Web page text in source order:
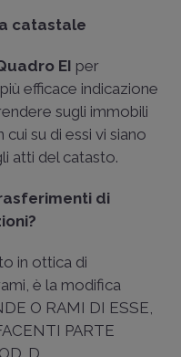
catastale
EI per
efficace indicazione
sugli immobili
cui su di essi vi siano
atti del catasto.
di
in ottica di
è la modifica
O RAMI DI ESSE,
PARTE
D.